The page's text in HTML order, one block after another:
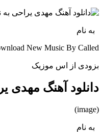
به نام
New Music By Called
بزودی از اس موزیک
دانلود آهنگ مهدی
(image)
به نام